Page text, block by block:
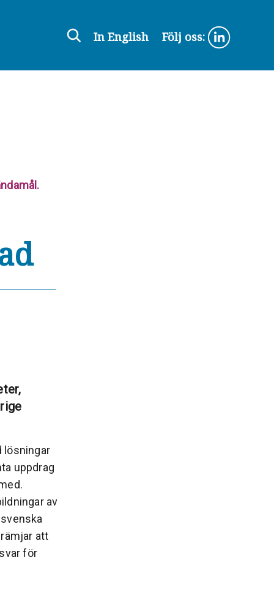
In English Följ oss:
lösningar
uppdrag
av
att
för